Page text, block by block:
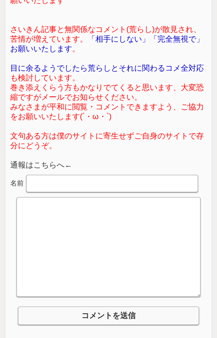
さいきん記事と無関係なコメント(荒らし)が散見され、
苦情が増えています。
「相手にしない」「完全無視で」
お願いいたします。
目に余るようでしたら荒らしとそれに関わるコメ全対応
も検討しています。
巻き添えくらう方もかなりでてくると思います、大変恐
縮ですがメールでお知らせください。
みなさまが平和に閲覧・コメントできますよう、ご協力
をお願いいたします(´・ω・`)
文句ある方は僕のサイトに寄生せずご自身のサイトで存
分にどうぞ。
通報はこちらへ←
名前